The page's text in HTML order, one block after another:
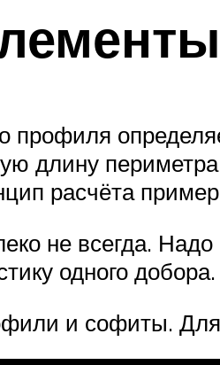
профиля
длину
расчёта
не всегда.
одного добора.
и софиты.